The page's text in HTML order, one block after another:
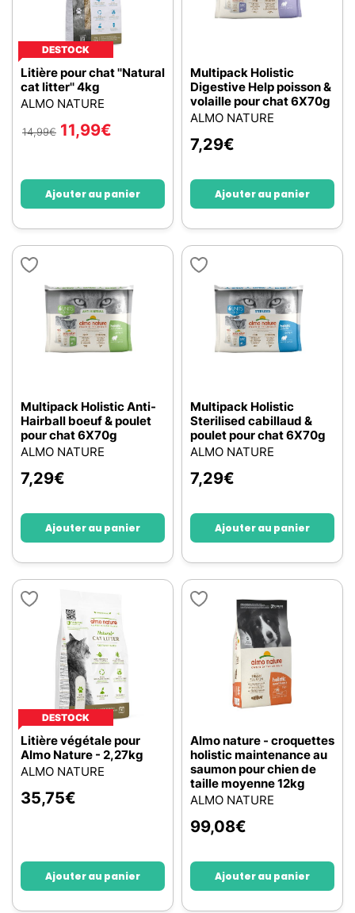
DESTOCK
Litière pour chat ''Natural
cat litter'' 4kg
ALMO NATURE
14,99€ 11,99€
Ajouter au panier
Multipack Holistic
Digestive Help poisson &
volaille pour chat 6X70g
ALMO NATURE
7,29€
Ajouter au panier
Multipack Holistic Anti-
Hairball boeuf & poulet
pour chat 6X70g
ALMO NATURE
7,29€
Ajouter au panier
Multipack Holistic
Sterilised cabillaud &
poulet pour chat 6X70g
ALMO NATURE
7,29€
Ajouter au panier
DESTOCK
Litière végétale pour
Almo Nature - 2,27kg
ALMO NATURE
35,75€
Ajouter au panier
Almo nature - croquettes
holistic maintenance au
saumon pour chien de
taille moyenne 12kg
ALMO NATURE
99,08€
Ajouter au panier